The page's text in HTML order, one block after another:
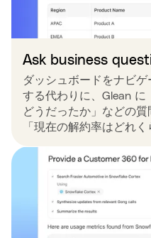
Ask business
ダッシュボードをナビ
する代わりに、Glean に
どうだったか」などの
「現在の解約率はどれく